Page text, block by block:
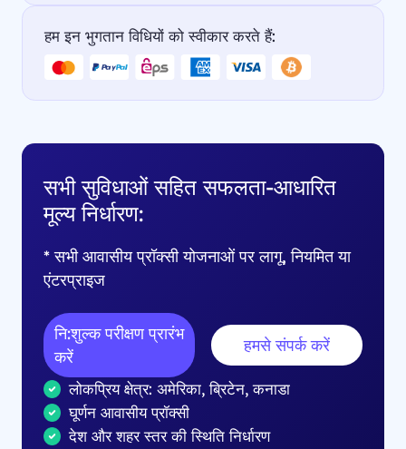
हम इन भुगतान विधियों को स्वीकार करते हैं:
सभी सुविधाओं सहित सफलता-आधारित
मूल्य निर्धारण:
* सभी आवासीय प्रॉक्सी योजनाओं पर लागू, नियमित या
एंटरप्राइज
नि:शुल्क परीक्षण प्रारंभ
करें
हमसे संपर्क करें
लोकप्रिय क्षेत्र: अमेरिका, ब्रिटेन, कनाडा
घूर्णन आवासीय प्रॉक्सी
देश और शहर स्तर की स्थिति निर्धारण